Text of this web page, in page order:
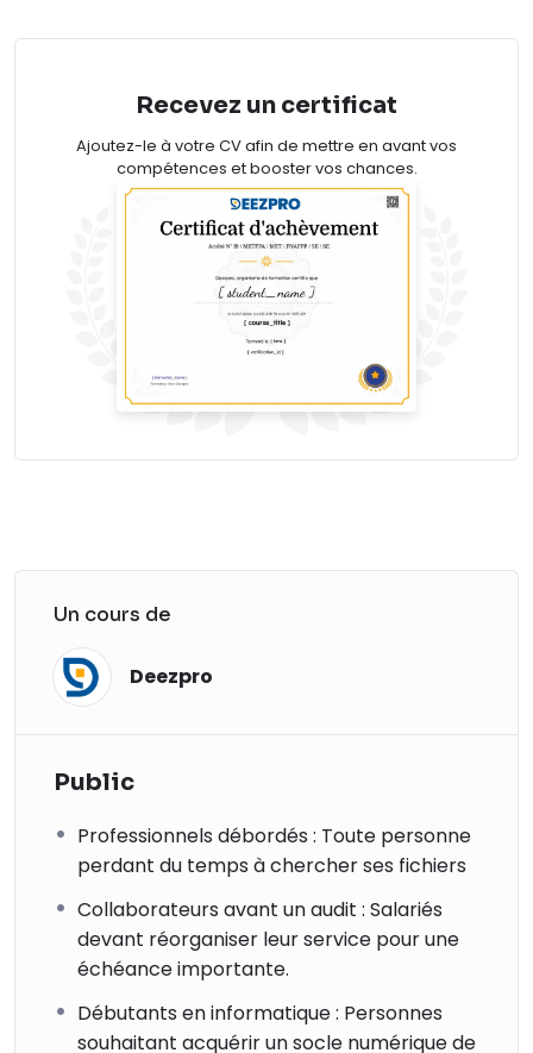
Recevez un certificat
Ajoutez-le à votre CV afin de mettre en avant vos
compétences et booster vos chances.
Un cours de
Deezpro
Public
Professionnels débordés : Toute personne
perdant du temps à chercher ses fichiers
Collaborateurs avant un audit : Salariés
devant réorganiser leur service pour une
échéance importante.
Débutants en informatique : Personnes
souhaitant acquérir un socle numérique de